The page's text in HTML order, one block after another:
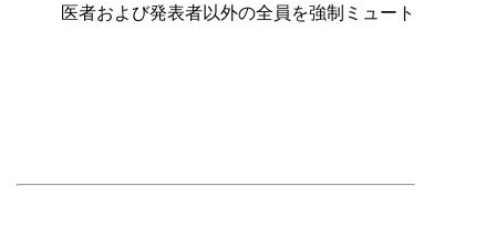
医者および発表者以外の全員を強制ミュート